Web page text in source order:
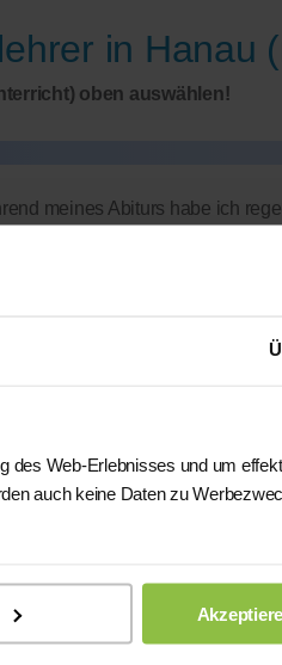
des Web-Erlebnisses und um
auch keine Daten zu
in Hanau
oben auswählen!
meines Abiturs habe ich
und lege großen Wert
ist willkommen. Durch mein
Keine